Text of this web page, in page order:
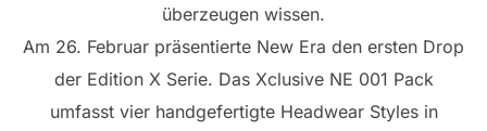
überzeugen wissen.
Am 26. Februar präsentierte New Era den ersten Drop
der Edition X Serie. Das Xclusive NE 001 Pack
umfasst vier handgefertigte Headwear Styles in